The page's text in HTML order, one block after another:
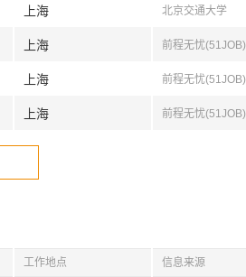
上海 北京交通大学
上海 前程无忧(51JOB)
上海 前程无忧(51JOB)
上海 前程无忧(51JOB)
工作地点 信息来源